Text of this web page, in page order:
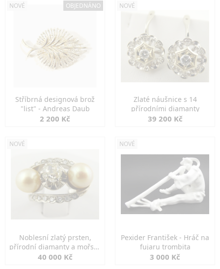
NOVÉ OBJEDNÁNO
Stříbrná designová brož
"list" - Andreas Daub
2 200 Kč
NOVÉ
Zlaté náušnice s 14
přírodními diamanty
39 200 Kč
NOVÉ
Noblesní zlatý prsten,
přírodní diamanty a mořské
perly
40 000 Kč
NOVÉ
Pexider František - Hráč na
fujaru trombita
3 000 Kč